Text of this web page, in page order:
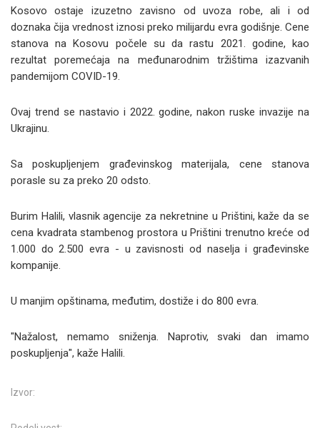
Kosovo ostaje izuzetno zavisno od uvoza robe, ali i od
doznaka čija vrednost iznosi preko milijardu evra godišnje. Cene
stanova na Kosovu počele su da rastu 2021. godine, kao
rezultat poremećaja na međunarodnim tržištima izazvanih
pandemijom COVID-19.
Ovaj trend se nastavio i 2022. godine, nakon ruske invazije na
Ukrajinu.
Sa poskupljenjem građevinskog materijala, cene stanova
porasle su za preko 20 odsto.
Burim Halili, vlasnik agencije za nekretnine u Prištini, kaže da se
cena kvadrata stambenog prostora u Prištini trenutno kreće od
1.000 do 2.500 evra - u zavisnosti od naselja i građevinske
kompanije.
U manjim opštinama, međutim, dostiže i do 800 evra.
"Nažalost, nemamo sniženja. Naprotiv, svaki dan imamo
poskupljenja", kaže Halili.
Izvor: